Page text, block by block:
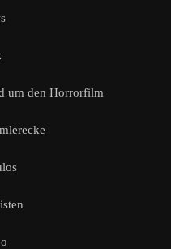
um den Horrorfilm